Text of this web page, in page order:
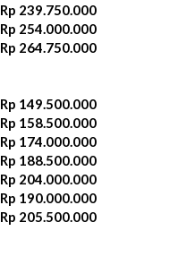
Rp 239.750.000
Rp 254.000.000
Rp 264.750.000
Rp 149.500.000
Rp 158.500.000
Rp 174.000.000
Rp 188.500.000
Rp 204.000.000
Rp 190.000.000
Rp 205.500.000